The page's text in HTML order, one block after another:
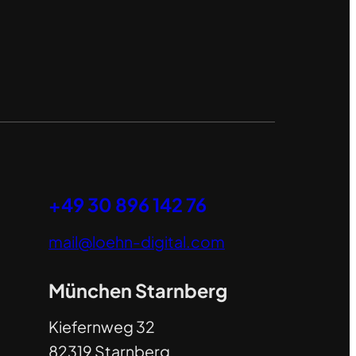
+49 30 896 142 76
mail@loehn-digital.com
München Starnberg
Kiefernweg 32
82319 Starnberg